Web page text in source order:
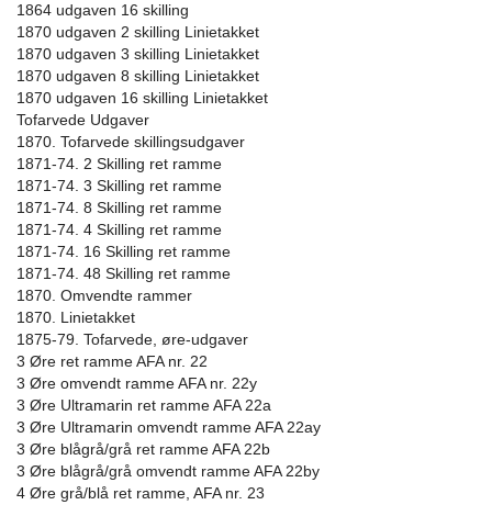
1864 udgaven 16 skilling
1870 udgaven 2 skilling Linietakket
1870 udgaven 3 skilling Linietakket
1870 udgaven 8 skilling Linietakket
1870 udgaven 16 skilling Linietakket
Tofarvede Udgaver
1870. Tofarvede skillingsudgaver
1871-74. 2 Skilling ret ramme
1871-74. 3 Skilling ret ramme
1871-74. 8 Skilling ret ramme
1871-74. 4 Skilling ret ramme
1871-74. 16 Skilling ret ramme
1871-74. 48 Skilling ret ramme
1870. Omvendte rammer
1870. Linietakket
1875-79. Tofarvede, øre-udgaver
3 Øre ret ramme AFA nr. 22
3 Øre omvendt ramme AFA nr. 22y
3 Øre Ultramarin ret ramme AFA 22a
3 Øre Ultramarin omvendt ramme AFA 22ay
3 Øre blågrå/grå ret ramme AFA 22b
3 Øre blågrå/grå omvendt ramme AFA 22by
4 Øre grå/blå ret ramme, AFA nr. 23